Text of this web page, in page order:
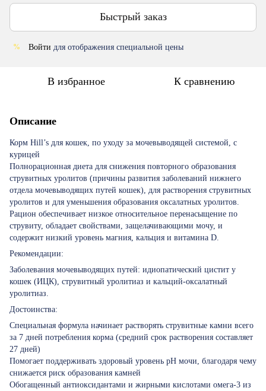
Быстрый заказ
% Войти для отображения специальной цены
В избранное К сравнению
Описание
Корм Hill’s для кошек, по уходу за мочевыводящей системой, с
курицей
Полнорационная диета для снижения повторного образования
струвитных уролитов (причины развития заболеваний нижнего
отдела мочевыводящих путей кошек), для растворения струвитных
уролитов и для уменьшения образования оксалатных уролитов.
Рацион обеспечивает низкое относительное перенасыщение по
струвиту, обладает свойствами, защелачивающими мочу, и
содержит низкий уровень магния, кальция и витамина D.
Рекомендации:
Заболевания мочевыводящих путей: идиопатический цистит у
кошек (ИЦК), струвитный уролитиаз и кальций-оксалатный
уролитиаз.
Достоинства:
Специальная формула начинает растворять струвитные камни всего
за 7 дней потребления корма (средний срок растворения составляет
27 дней)
Помогает поддерживать здоровый уровень pH мочи, благодаря чему
снижается риск образования камней
Обогащенный антиоксидантами и жирными кислотами омега-3 из